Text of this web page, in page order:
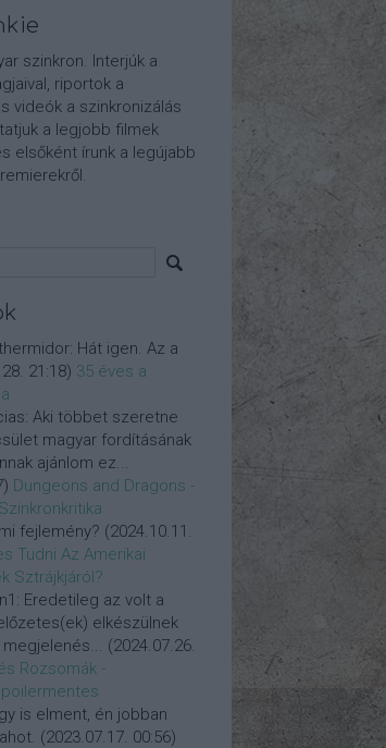
szinkron. Interjúk a
riportok a
videók a szinkronizálás
a legjobb filmek
elsőként írunk a legújabb
Hát igen. Az a
21:18) 35 éves a
Aki többet szeretne
magyar fordításának
ajánlom ez...
) Dungeons and Dragons -
fejlemény? (2024.10.11.
Tudni Az Amerikai
Sztrájkjáról?
Eredetileg az volt a
elkészülnek
(2024.07.26.
Rozsomák -
is elment, én jobban
(2023.07.17. 00:56)